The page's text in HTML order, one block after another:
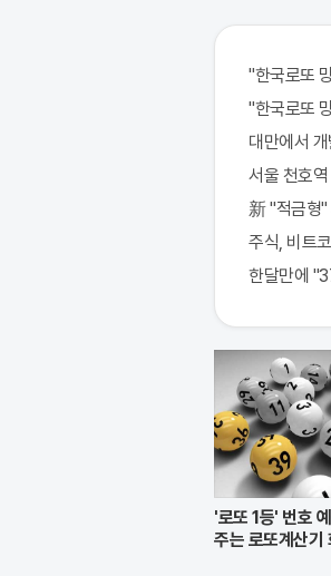
"한국로또
"한국로또
대만에서
서울 천호역
新 "적금형"
주식, 비트
한달만에
'로또 1등' 번호
주는 로또계산기